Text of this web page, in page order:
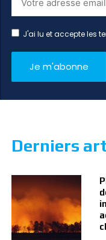
J'ai lu et accepte les
Derniers